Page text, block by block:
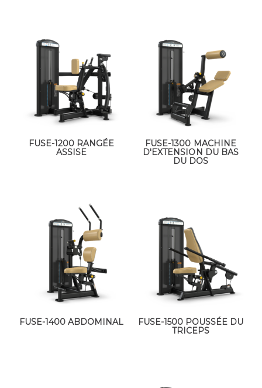
FUSE-1200 RANGÉE
ASSISE
FUSE-1300 MACHINE
D'EXTENSION DU BAS
DU DOS
FUSE-1400 ABDOMINAL
FUSE-1500 POUSSÉE DU
TRICEPS